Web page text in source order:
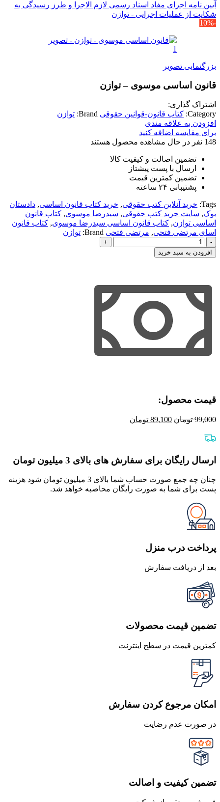
آیین نامه اجرای مفاد اسناد رسمی لازم الاجرا و طرز رسیدگی به
شکایت از عملیات اجرایی - توازن
-10%
بزرگنمایی تصویر
قانون اساسی موسوی – توازن
اشتراک گذاری:
Category: کتاب قانون-قوانین حقوقی Brand: توازن
افزودن به علاقه مندی
برای مقایسه اضافه کنید
148 نفر در حال مشاهده محصول هستند
تضمین اصالت و کیفیت کالا
ارسال با پست پیشتاز
تضمین کمترین قیمت
پشتیبانی ۲۴ ساعته
Tags: خرید آنلاین کتب حقوقی, خرید کتاب قانون اساسی, دادستان
بوک, سایت حرید کتب حقوقی, سیدرضا موسوی, کتاب قانون
اساسی توازن, کتاب قانون اساسی سیدرضا موسوی, کتاب قانون
اسای مرتضی فتحی, مرتضی فتحی Brand: توازن
قانون
اساسی
موسوی
عدد
افزودن به سبد خرید
قیمت محصول:​
99,000 تومان قیمت
89,100 تومان
ارسال رایگان برای سفارش های بالای 3 میلیون تومان
چنان چه جمع صورت حساب شما بالای 3 میلیون تومان شود هزینه
پست برای شما به صورت رایگان محاصبه خواهد شد.
پرداخت درب منزل
بعد از دریافت سفارش
تضمین قیمت محصولات
کمترین قیمت در سطح اینترنت
امکان مرجوع کردن سفارش
در صورت عدم رضایت
تضمین کیفیت و اصالت